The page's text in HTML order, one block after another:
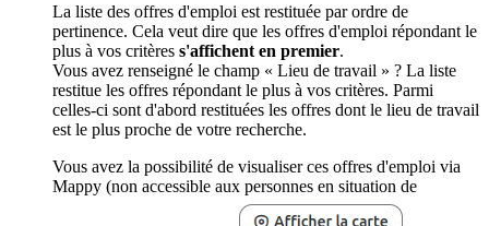
La liste des offres d'emploi est restituée par ordre de
pertinence. Cela veut dire que les offres d'emploi répondant le
plus à vos critères s'affichent en premier.
Vous avez renseigné le champ « Lieu de travail » ? La liste
restitue les offres répondant le plus à vos critères. Parmi
celles-ci sont d'abord restituées les offres dont le lieu de travail
est le plus proche de votre recherche.
Vous avez la possibilité de visualiser ces offres d'emploi via
Mappy (non accessible aux personnes en situation de